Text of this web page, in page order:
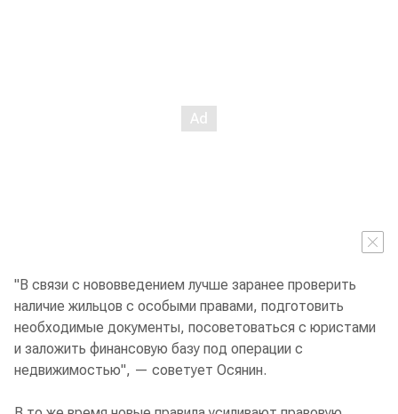
"В связи с нововведением лучше заранее проверить
наличие жильцов с особыми правами, подготовить
необходимые документы, посоветоваться с юристами
и заложить финансовую базу под операции с
недвижимостью", — советует Осянин.